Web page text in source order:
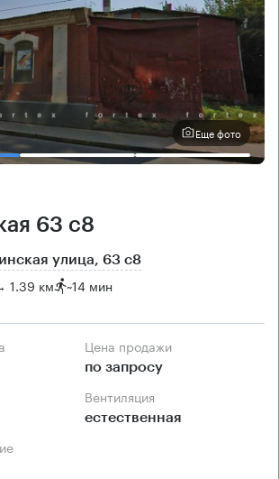
Еще фото
63 с8
улица, 63 с8
1.39 км ~14 мин
Цена продажи
по запросу
Вентиляция
естественная